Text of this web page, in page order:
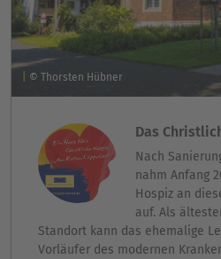
© Thorsten Hübner
Das
Nach
nahm Anfang
Hospiz an
auf. Als
Standort kann das ehemalige
Vorläufer des modernen